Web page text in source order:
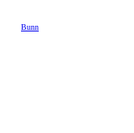
Bunn